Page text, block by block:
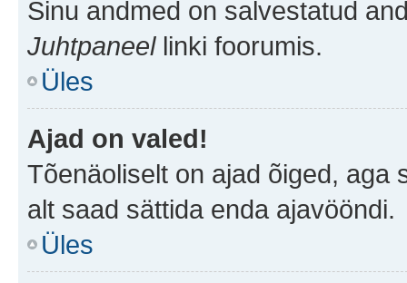
Sinu andmed on salvestatud
Juhtpaneellinki foorumis.
Üles
Ajad on valed!
Tõenäoliselt on ajad õiged, aga
alt saad sättida enda ajavööndi.
Üles